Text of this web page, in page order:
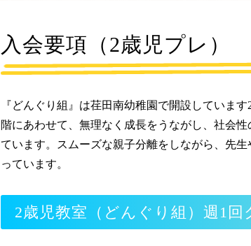
入会要項（2歳児プレ）
『どんぐり組』は荏田南幼稚園で開設していま
階にあわせて、無理なく成長をうながし、社会
ています。スムーズな親子分離をしながら、先
っています。
2歳児教室（どんぐり組）週1